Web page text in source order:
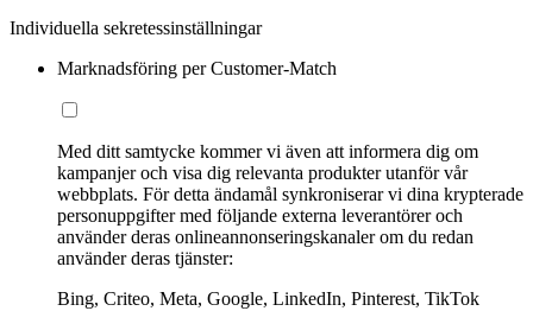
Individuella sekretessinställningar
Marknadsföring per Customer-Match
Med ditt samtycke kommer vi även att informera dig om
kampanjer och visa dig relevanta produkter utanför vår
webbplats. För detta ändamål synkroniserar vi dina krypterade
personuppgifter med följande externa leverantörer och
använder deras onlineannonseringskanaler om du redan
använder deras tjänster:
Bing, Criteo, Meta, Google, LinkedIn, Pinterest, TikTok